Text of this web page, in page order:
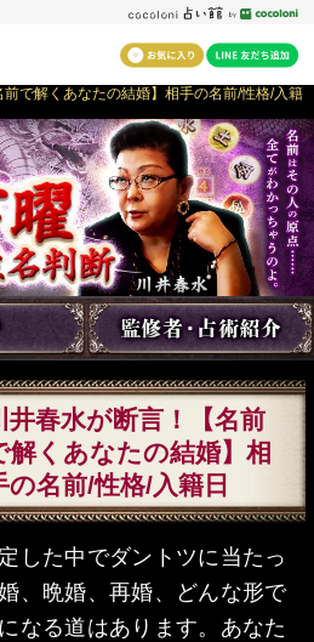
前で解くあなたの結婚】相手の名前/性格/入籍
井春水が断言！【名前
解くあなたの結婚】相
の名前/性格/入籍日
した中でダントツに当たっ
、晩婚、再婚、どんな形で
なる道はあります。あなた